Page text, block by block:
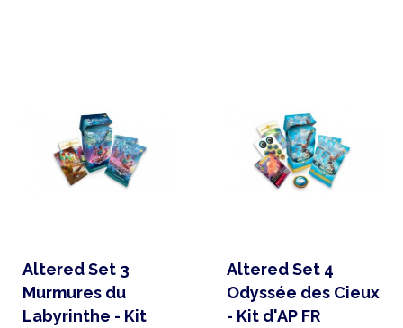
Altered Set 3
Murmures du
Labyrinthe - Kit
Altered Set 4
Odyssée des Cieux
- Kit d'AP FR